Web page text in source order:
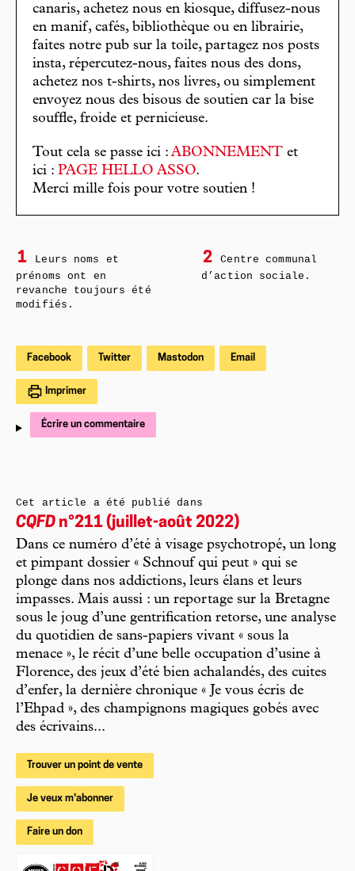
canaris, achetez nous en kiosque, diffusez-nous
en manif, cafés, bibliothèque ou en librairie,
faites notre pub sur la toile, partagez nos posts
insta, répercutez-nous, faites nous des dons,
achetez nos t-shirts, nos livres, ou simplement
envoyez nous des bisous de soutien car la bise
souffle, froide et pernicieuse.
Tout cela se passe ici : ABONNEMENT et
ici : PAGE HELLO ASSO.
Merci mille fois pour votre soutien !
1
Leurs noms et
prénoms ont en
revanche toujours été
modifiés.
2
Centre communal
d’action sociale.
Facebook Twitter Mastodon Email
Imprimer
Écrire un commentaire
Cet article a été publié dans
CQFD n°211 (juillet-août 2022)
Dans ce numéro d’été à visage psychotropé, un long
et pimpant dossier « Schnouf qui peut » qui se
plonge dans nos addictions, leurs élans et leurs
impasses. Mais aussi : un reportage sur la Bretagne
sous le joug d’une gentrification retorse, une analyse
du quotidien de sans-papiers vivant « sous la
menace », le récit d’une belle occupation d’usine à
Florence, des jeux d’été bien achalandés, des cuites
d’enfer, la dernière chronique « Je vous écris de
l’Ehpad », des champignons magiques gobés avec
des écrivains...
Trouver un point de vente
Je veux m'abonner
Faire un don